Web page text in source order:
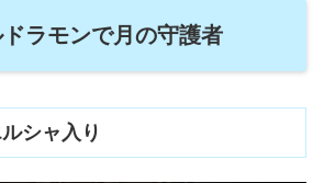
ラモンで月の守護者
シャ入り